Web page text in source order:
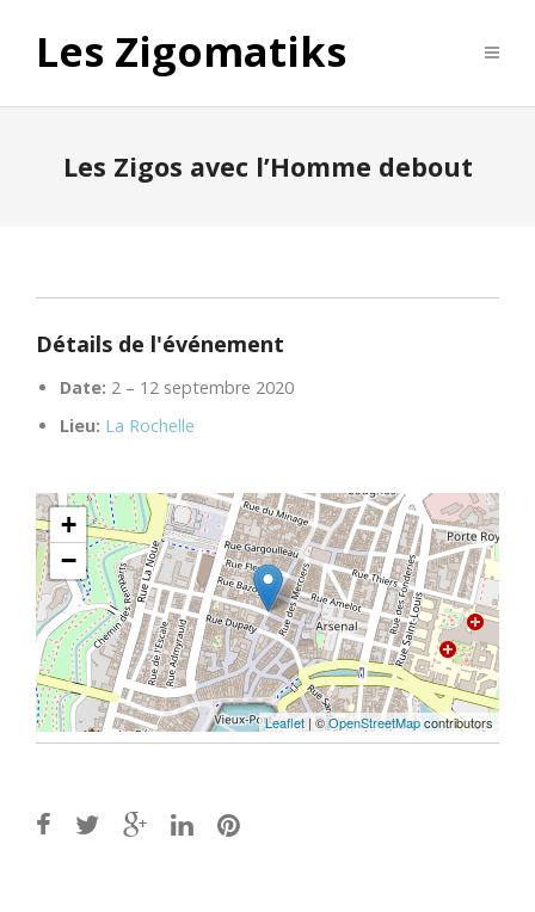
Les Zigomatiks
Les Zigos avec l’Homme debout
Détails de l'événement
Date: 2 – 12 septembre 2020
Lieu: La Rochelle
+
−
Leaflet | ©OpenStreetMapcontributors